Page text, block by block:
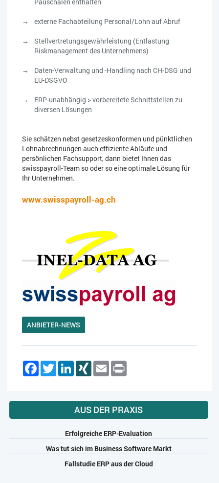
externe Fachabteilung Personal/Lohn auf Abruf
Stellvertretungsgewährleistung (Entlastung
Riskmanagement des Unternehmens)
Daten-Verwaltung und -Handling nach CH-DSG und
EU-DSGVO
ERP-unabhängig > vorbereitete Schnittstellen zu
diversen Lösungen
Sie schätzen nebst gesetzeskonformen und pünktlichen
Lohnabrechnungen auch effiziente Abläufe und
persönlichen Fachsupport, dann bietet Ihnen das
swisspayroll-Team so oder so eine optimale Lösung für
Ihr Unternehmen.
www.swisspayroll-ag.ch
ANBIETER-NEWS
FacebookTwitterLinkedInXING Email
AUS DER PRAXIS
Erfolgreiche ERP-Evaluation
Was tut sich im Business Software Markt
Fallstudie ERP aus der Cloud